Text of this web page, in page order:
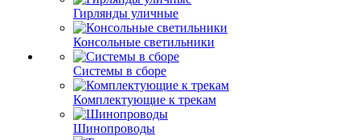
Гирлянды уличные
Консольные светильники
Системы в сборе
Комплектующие к трекам
Шинопроводы